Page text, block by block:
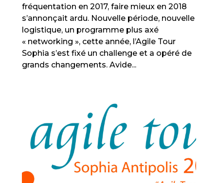
fréquentation en 2017, faire mieux en 2018
s’annonçait ardu. Nouvelle période, nouvelle
logistique, un programme plus axé
« networking », cette année, l’Agile Tour
Sophia s’est fixé un challenge et a opéré de
grands changements. Avide...